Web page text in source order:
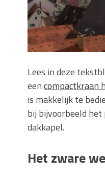
verstoppingen
Betonplex: Het
Plaatmateriaal voor
Woonstijlen die
Oma weet raadt bij
natuurlijke oplossingen
Lees in deze
eencompactkraan
is makkelijk te
bij bijvoorbeeld
dakkapel.
Het zware